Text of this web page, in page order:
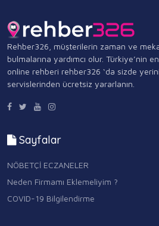
Rehber326, müşterilerin zaman ve
bulmalarına yardımcı olur. Türkiye’nin
online rehberi rehber326 ‘da sizde
servislerinden ücretsiz yararlanın.
Sayfalar
NÖBETÇİ ECZANELER
Neden Firmamı Eklemeliyim ?
COVID-19 Bilgilendirme